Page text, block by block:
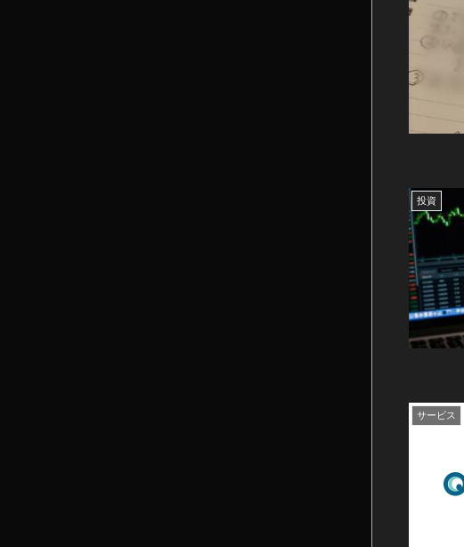
投資
サービス